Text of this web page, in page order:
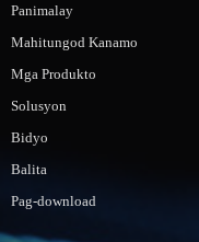
Panimalay
Mahitungod Kanamo
Mga Produkto
Solusyon
Bidyo
Balita
Pag-download